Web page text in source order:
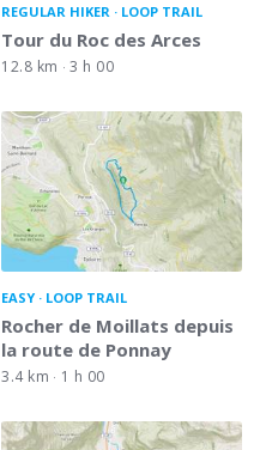
REGULAR HIKER LOOP TRAIL
Tour du Roc des Arces
12.8 km 3 h 00
EASY LOOP TRAIL
Rocher de Moillats depuis
la route de Ponnay
3.4 km 1 h 00